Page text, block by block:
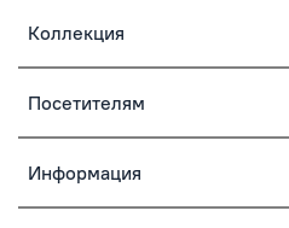
Коллекция
Посетителям
Информация